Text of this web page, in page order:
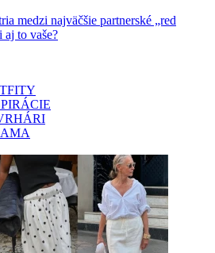
medzi najväčšie partnerské „red
aj to vaše?